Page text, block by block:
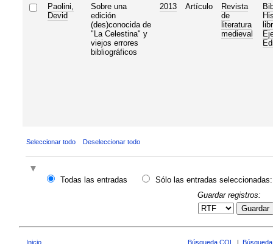
Paolini,
Devid
Sobre una
edición
(des)conocida de
"La Celestina" y
viejos errores
bibliográficos
2013 Artículo
Revista
de
literatura
medieval
Seleccionar todo Deseleccionar todo
Todas las entradas
Sólo las entradas seleccionadas:
Guardar registros:
Guardar
Inicio Búsqueda CQL